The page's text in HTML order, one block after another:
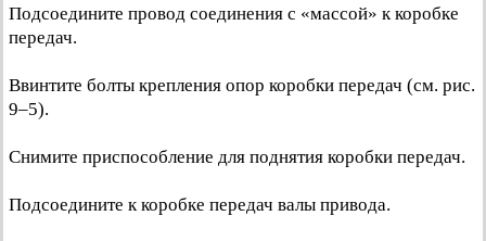
Подсоедините провод соединения с «массой» к коробке
передач.
Ввинтите болты крепления опор коробки передач (см. рис.
9–5).
Снимите приспособление для поднятия коробки передач.
Подсоедините к коробке передач валы привода.